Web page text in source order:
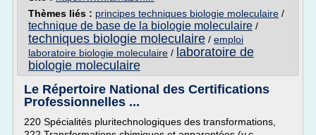
Thèmes liés : principes techniques biologie moleculaire /
technique de base de la biologie moleculaire /
techniques biologie moleculaire / emploi
laboratoire biologie moleculaire / laboratoire de
biologie moleculaire
Le Répertoire National des Certifications
Professionnelles ...
220 Spécialités pluritechnologiques des transformations,